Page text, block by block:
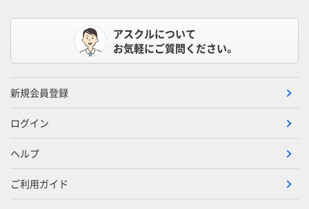
アスクルについて
お気軽にご質問ください。
新規会員登録
ログイン
ヘルプ
ご利用ガイド